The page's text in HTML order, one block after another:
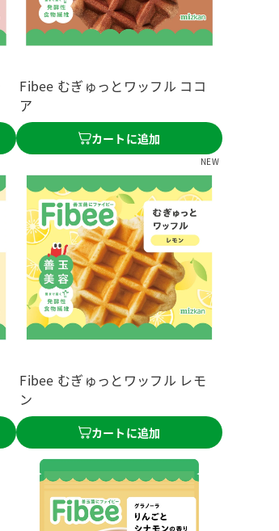
Fibee むぎゅっとワッフル ココ
ア
カートに追加
Fibee むぎゅっとワッフル レモ
ン
NEW
カートに追加